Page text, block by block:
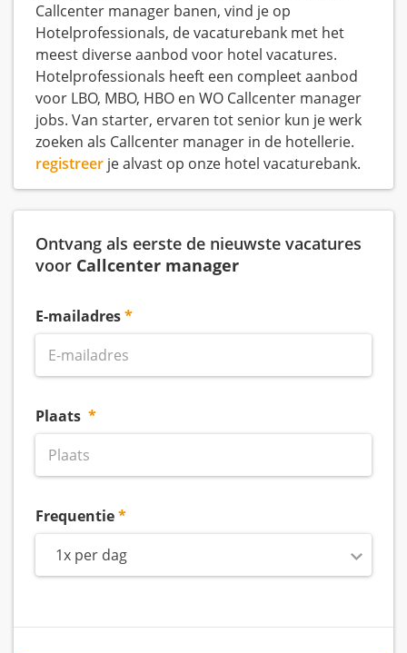
Callcenter manager banen, vind je op
Hotelprofessionals, de vacaturebank met het
meest diverse aanbod voor hotel vacatures.
Hotelprofessionals heeft een compleet aanbod
voor LBO, MBO, HBO en WO Callcenter manager
jobs. Van starter, ervaren tot senior kun je werk
zoeken als Callcenter manager in de hotellerie.
registreer je alvast op onze hotel vacaturebank.
Ontvang als eerste de nieuwste vacatures
voor Callcenter manager
E-mailadres
Plaats
Frequentie
1x per dag